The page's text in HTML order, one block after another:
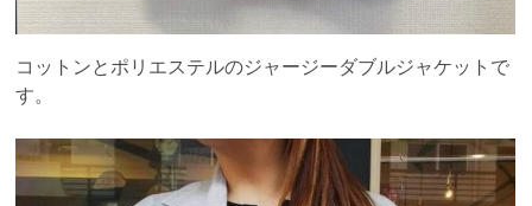
コットンとポリエステルのジャージーダブルジャケットで
す。